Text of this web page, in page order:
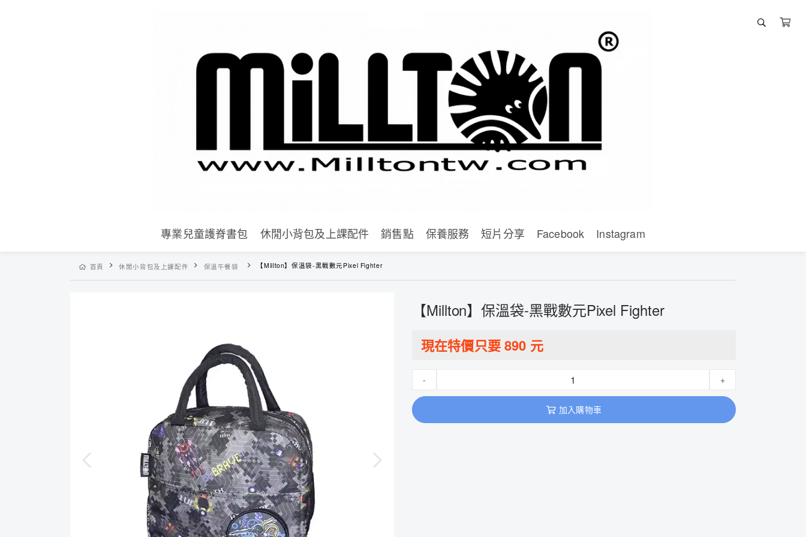
專業兒童護脊書包 休閒小背包及上課配件 銷售點 保養服務 短片分享 Facebook Instagram
首頁 休閒小背包及上課配件 保溫午餐袋 【Millton】保溫袋-黑戰數元Pixel Fighter
【Millton】保溫袋-黑戰數元Pixel Fighter
現在特價只要890 元
- +
加入購物車